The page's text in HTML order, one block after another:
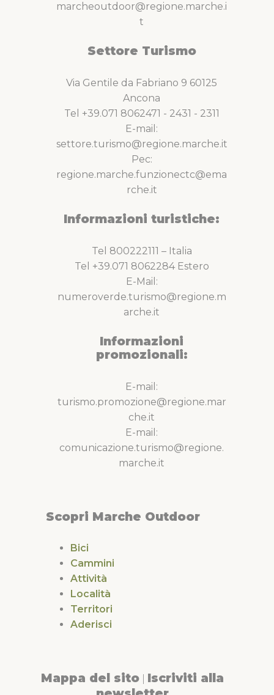
marcheoutdoor@regione.marche.i
t
Settore Turismo
Via Gentile da Fabriano 9 60125
Ancona
Tel +39.071 8062471 - 2431 - 2311
E-mail:
settore.turismo@regione.marche.it
Pec:
regione.marche.funzionectc@ema
rche.it
Informazioni turistiche:
Tel 800222111 – Italia
Tel +39.071 8062284 Estero
E-Mail:
numeroverde.turismo@regione.m
arche.it
Informazioni
promozionali:
E-mail:
turismo.promozione@regione.mar
che.it
E-mail:
comunicazione.turismo@regione.
marche.it
Scopri Marche Outdoor
Bici
Cammini
Attività
Località
Territori
Aderisci
Mappa del sito Iscriviti alla